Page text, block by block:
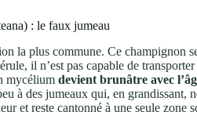
: le faux jumeau
la plus commune. Ce champignon
il n’est pas capable de
mycélium devient brunâtre avec
à des jumeaux qui, en grandissant,
et reste cantonné à une seule zone